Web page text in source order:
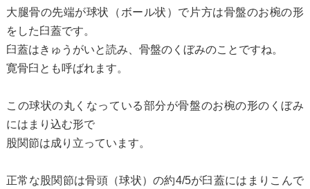
大腿骨の先端が球状（ボール状）で片方は骨盤のお椀の形
をした臼蓋です。
臼蓋はきゅうがいと読み、骨盤のくぼみのことですね。
寛骨臼とも呼ばれます。
この球状の丸くなっている部分が骨盤のお椀の形のくぼみ
にはまり込む形で
股関節は成り立っています。
正常な股関節は骨頭（球状）の約4/5が臼蓋にはまりこんで